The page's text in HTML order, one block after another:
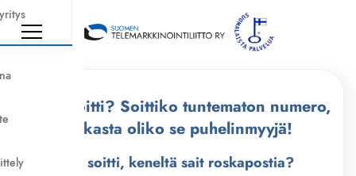
Kuka soitti? Soittiko tuntematon numero,
tarkasta oliko se puhelinmyyjä!
Kuka soitti, keneltä sait roskapostia?